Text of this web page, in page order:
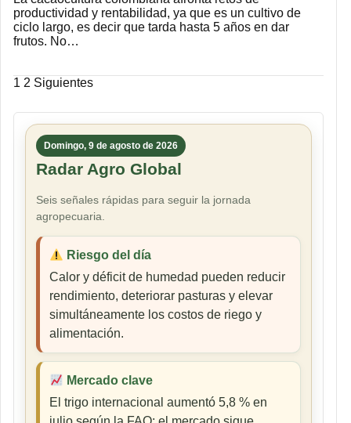
productividad y rentabilidad, ya que es un cultivo de
ciclo largo, es decir que tarda hasta 5 años en dar
frutos. No…
Paginación
de
entradas
1 2 Siguientes
Domingo, 9 de agosto de 2026
Radar Agro Global
Seis señales rápidas para seguir la jornada
agropecuaria.
Riesgo del día
Calor y déficit de humedad pueden reducir
rendimiento, deteriorar pasturas y elevar
simultáneamente los costos de riego y
alimentación.
Mercado clave
El trigo internacional aumentó 5,8 % en